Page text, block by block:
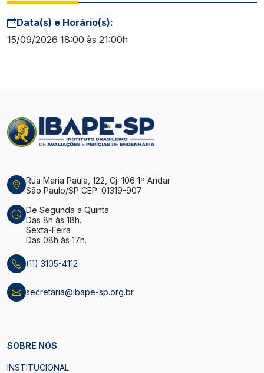
Data(s) e Horário(s):
15/09/2026 18:00 às 21:00h
Rua Maria Paula, 122, Cj. 106 1º Andar
São Paulo/SP CEP: 01319-907
De Segunda a Quinta
Das 8h às 18h.
Sexta-Feira
Das 08h às 17h.
(11) 3105-4112
secretaria@ibape-sp.org.br
SOBRE NÓS
INSTITUCIONAL